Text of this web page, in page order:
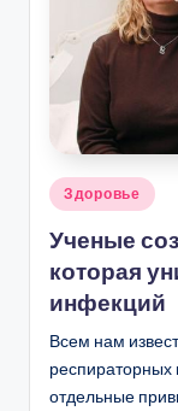
Опубликовано
Здоровье
Ученые
которая
инфекций
Всем нам
отдельные